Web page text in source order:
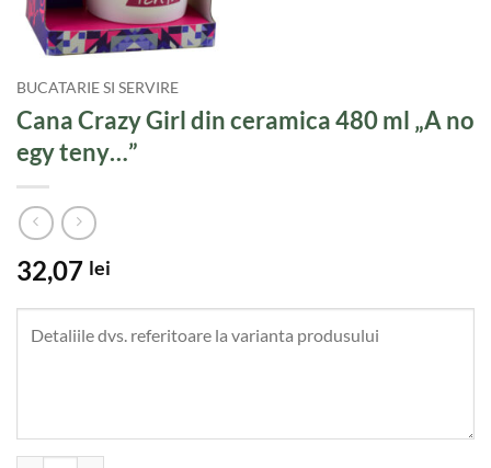
BUCATARIE SI SERVIRE
Cana Crazy Girl din ceramica 480 ml „A no
egy teny…”
32,07 lei